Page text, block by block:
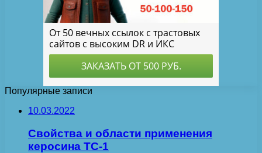
Популярные записи
10.03.2022
Свойства и области применения
керосина ТС-1